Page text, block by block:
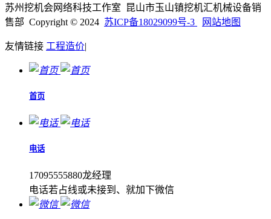
苏州挖机会网络科技工作室 昆山市玉山镇挖机汇机械设备销
售部 Copyright © 2024 苏ICP备18029099号-3 网站地图
友情链接 工程造价|
首页
电话
17095555880龙经理
电话若占线或未接到、就加下微信